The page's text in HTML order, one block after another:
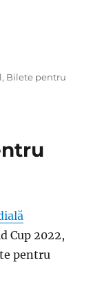
, Bilete pentru
Cup 2022,
pentru